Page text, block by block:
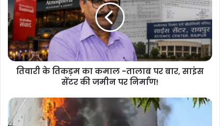
प्रधानमंत्री से लेकर मुख्यमंत्री के
तिवारी के तिकड़म का कमाल -तालाब पर बार, साइंस
सेंटर की जमीन पर निर्माण!